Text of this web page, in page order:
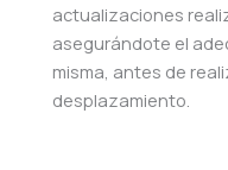
actualizaciones
asegurándote el
misma, antes de
desplazamiento.